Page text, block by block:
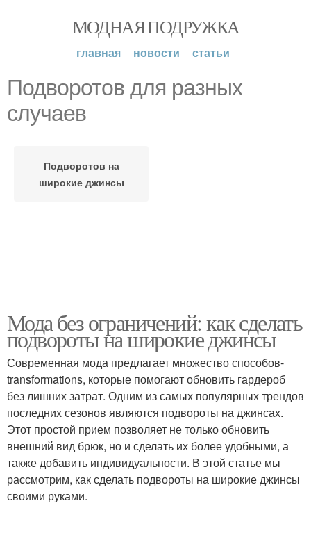
МОДНАЯ ПОДРУЖКА
главная новости статьи
Подворотов для разных
случаев
Подворотов на
широкие джинсы
Мода без ограничений: как сделать
подвороты на широкие джинсы
Современная мода предлагает множество способов-
transformations, которые помогают обновить гардероб
без лишних затрат. Одним из самых популярных трендов
последних сезонов являются подвороты на джинсах.
Этот простой прием позволяет не только обновить
внешний вид брюк, но и сделать их более удобными, а
также добавить индивидуальности. В этой статье мы
рассмотрим, как сделать подвороты на широкие джинсы
своими руками.